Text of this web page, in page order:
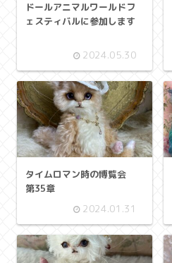
ドールアニマルワールドフ
ェスティバルに参加します
2024.05.30
タイムロマン時の博覧会
第35章
2024.01.31